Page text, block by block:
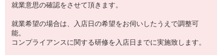
就業意思の確認をさせて頂きます。
就業希望の場合は、入店日の希望をお伺いしたうえで調整可
能。
コンプライアンスに関する研修を入店日までに実施致します。